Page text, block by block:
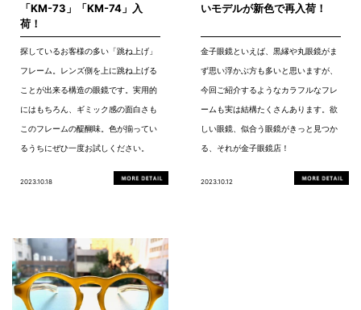
「KM-73」「KM-74」入
荷！
探しているお客様の多い「跳ね上げ」
フレーム。レンズ側を上に跳ね上げる
ことが出来る構造の眼鏡です。実用的
にはもちろん、ギミック感の面白さも
このフレームの醍醐味。色が揃ってい
るうちにぜひ一度お試しください。
2023.10.18
いモデルが新色で再入荷！
金子眼鏡といえば、黒縁や丸眼鏡がま
ず思い浮かぶ方も多いと思いますが、
今回ご紹介するようなカラフルなフレ
ームも実は結構たくさんあります。欲
しい眼鏡、似合う眼鏡がきっと見つか
る、それが金子眼鏡店！
2023.10.12